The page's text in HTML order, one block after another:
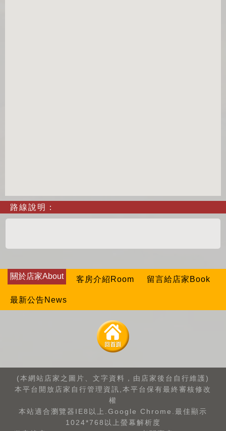
路線說明：
關於店家About 客房介紹Room 留言給店家Book
最新公告News
(本網站店家之圖片、文字資料，由店家後台自行維護)
本平台開放店家自行管理資訊,本平台保有最終審核修改
權
本站適合瀏覽器IE8以上.Google Chrome.最佳顯示
1024*768以上螢幕解析度